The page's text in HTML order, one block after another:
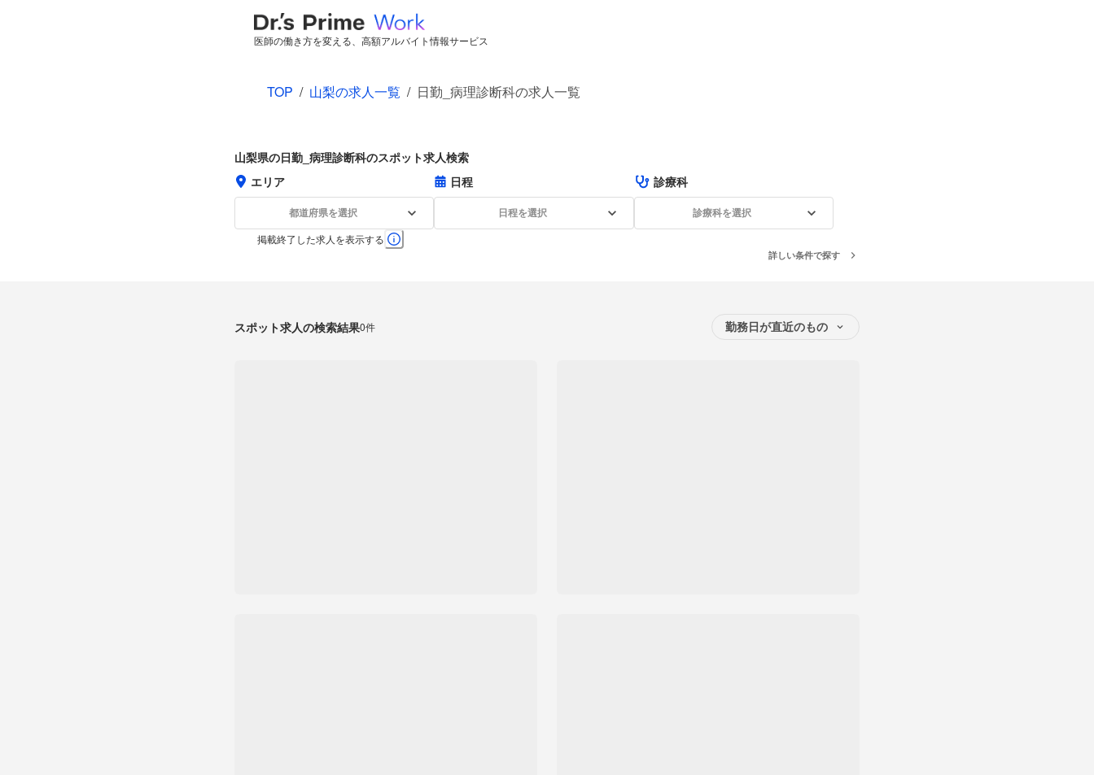
医師の働き方を変える、高額アルバイト情報サービス
TOP / 山梨の求人一覧 / 日勤_病理診断科の求人一覧
山梨県の日勤_病理診断科のスポット求人検索
エリア
都道府県を選択
日程
日程を選択
診療科
診療科を選択
掲載終了した求人を表示する
詳しい条件で探す
スポット求人の検索結果0件 勤務日が直近のもの